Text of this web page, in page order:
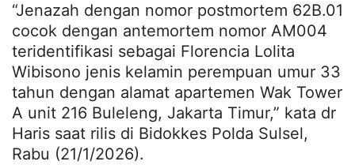
“Jenazah dengan nomor postmortem 62B.01
cocok dengan antemortem nomor AM004
teridentifikasi sebagai Florencia Lolita
Wibisono jenis kelamin perempuan umur 33
tahun dengan alamat apartemen Wak Tower
A unit 216 Buleleng, Jakarta Timur,” kata dr
Haris saat rilis di Bidokkes Polda Sulsel,
Rabu (21/1/2026).